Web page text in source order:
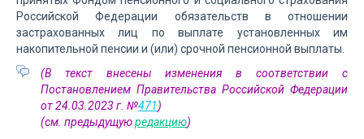
Российской Федерации обязательств в отношении
застрахованных лиц по выплате установленных им
накопительной пенсии и (или) срочной пенсионной выплаты.
(В текст внесены изменения в соответствии с
Постановлением Правительства Российской Федерации
от 24.03.2023 г. №471)
(см. предыдущуюредакцию)